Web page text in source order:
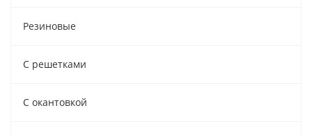
Резиновые
С решетками
С окантовкой